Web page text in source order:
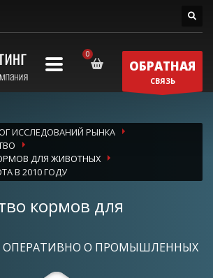
ОБРАТНАЯ
СВЯЗЬ
ИССЛЕДОВАНИЙ РЫНКА
ДЛЯ ЖИВОТНЫХ
В 2010 ГОДУ
кормов для
ОПЕРАТИВНО О ПРОМЫШЛЕННЫХ